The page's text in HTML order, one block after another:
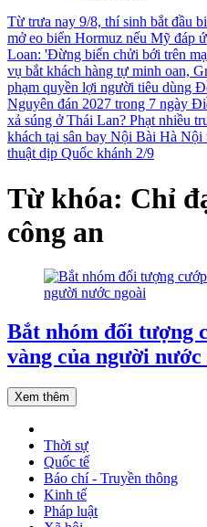
Từ trưa nay 9/8, thí sinh bắt đầu
mở eo biển Hormuz nếu Mỹ đáp
Loan: 'Đừng biến chửi bới trên
vụ bắt khách hàng tự minh oan,
phạm quyền lợi người tiêu dùng
Nguyên đán 2027 trong 7 ngày
xả súng ở Thái Lan? Phạt nhiều
khách tại sân bay Nội Bài Hà Nội
thuật dịp Quốc khánh 2/9
Từ khóa: Chỉ
công an
Bắt nhóm đối tượng
vàng của người nước
Xem thêm
Thời sự
Quốc tế
Báo chí - Truyền thông
Kinh tế
Pháp luật